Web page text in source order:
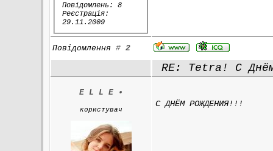
Повідомлень: 8
Реєстрація:
29.11.2009
Повідомлення#2
RE: Tetra! С
E L L E •
користувач
С ДНЁМ РОЖДЕНИЯ!!!